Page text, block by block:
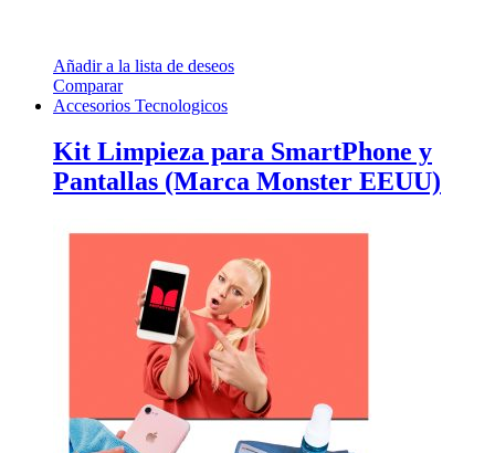
Añadir a la lista de deseos
Comparar
Accesorios Tecnologicos
Kit Limpieza para SmartPhone y
Pantallas (Marca Monster EEUU)